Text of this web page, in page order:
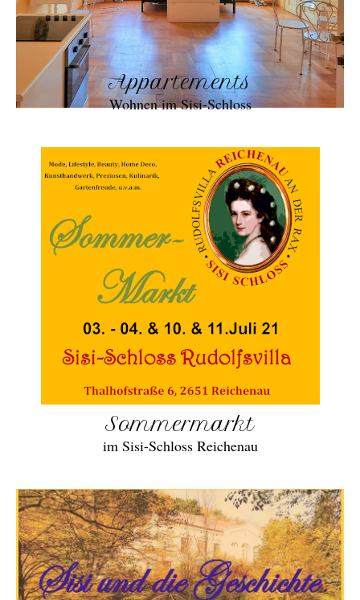
Appartements
Wohnen im Sisi-Schloss
Sommermarkt
im Sisi-Schloss Reichenau